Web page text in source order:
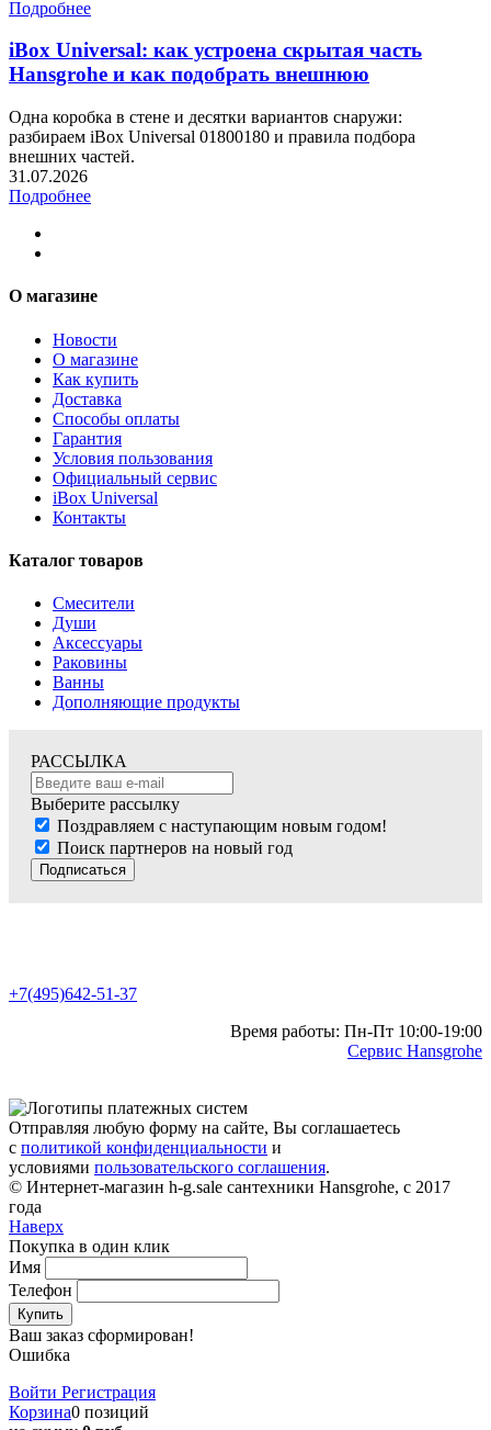
Подробнее
iBox Universal: как устроена скрытая часть
Hansgrohe и как подобрать внешнюю
Одна коробка в стене и десятки вариантов снаружи:
разбираем iBox Universal 01800180 и правила подбора
внешних частей.
31.07.2026
Подробнее
О магазине
Новости
О магазине
Как купить
Доставка
Способы оплаты
Гарантия
Условия пользования
Официальный сервис
iBox Universal
Контакты
Каталог товаров
Смесители
Души
Аксессуары
Раковины
Ванны
Дополняющие продукты
РАССЫЛКА
Выберите рассылку
Поздравляем с наступающим новым годом!
Поиск партнеров на новый год
Подписаться
+7(495)642-51-37
Время работы: Пн-Пт 10:00-19:00
Сервис Hansgrohe
Отправляя любую форму на сайте, Вы соглашаетесь
с политикой конфиденциальности и
условиями пользовательского соглашения.
© Интернет-магазин h-g.sale сантехники Hansgrohe, с 2017
года
Наверх
Покупка в один клик
Имя
Телефон
Купить
Ваш заказ сформирован!
Ошибка
Войти Регистрация
Корзина0 позиций